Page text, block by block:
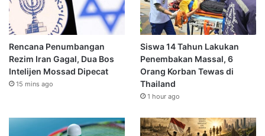
Rencana Penumbangan
Rezim Iran Gagal, Dua Bos
Intelijen Mossad Dipecat
15 mins ago
Siswa 14 Tahun Lakukan
Penembakan Massal, 6
Orang Korban Tewas di
Thailand
1 hour ago